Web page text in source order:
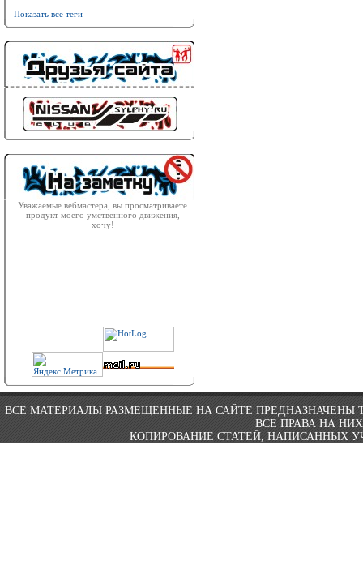
Показать все теги
Уважаемые вебмастера, вы просматриваете
продукт моего умственного движения,
хочу!
ВСЕ МАТЕРИАЛЫ РАЗМЕЩЕННЫЕ НА САЙТЕ ПРЕДНАЗНАЧЕНЫ
ВСЕ ПРАВА НА
КОПИРОВАНИЕ СТАТЕЙ, НАПИСАННЫХ